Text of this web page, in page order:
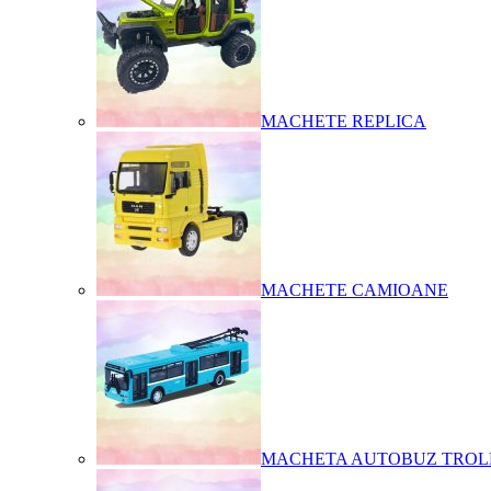
MACHETE REPLICA
MACHETE CAMIOANE
MACHETA AUTOBUZ